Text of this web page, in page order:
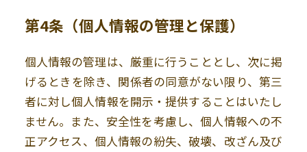
第4条 （個人情報の管理と保護）
個人情報の管理は、厳重に行うこととし、次に掲
げるときを除き、関係者の同意がない限り、第三
者に対し個人情報を開示・提供することはいたし
ません。また、安全性を考慮し、個人情報への不
正アクセス、個人情報の紛失、破壊、改ざん及び